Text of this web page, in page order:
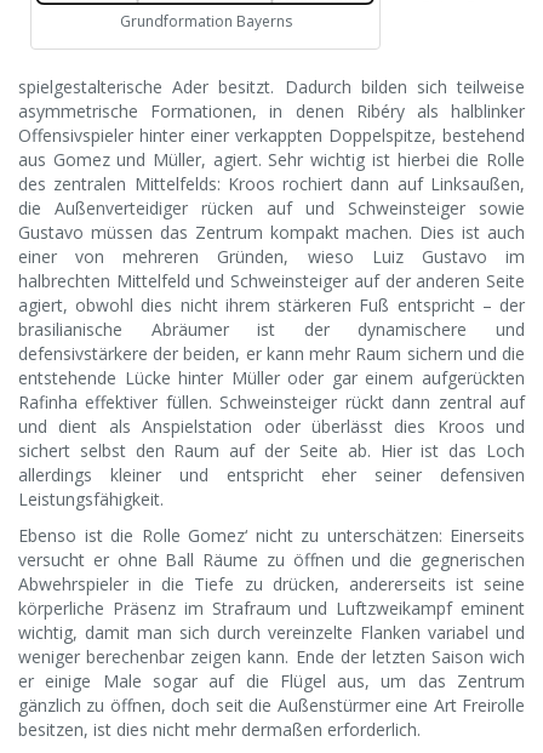
Grundformation Bayerns
spielgestalterische Ader besitzt. Dadurch bilden sich teilweise
asymmetrische Formationen, in denen Ribéry als halblinker
Offensivspieler hinter einer verkappten Doppelspitze, bestehend
aus Gomez und Müller, agiert. Sehr wichtig ist hierbei die Rolle
des zentralen Mittelfelds: Kroos rochiert dann auf Linksaußen,
die Außenverteidiger rücken auf und Schweinsteiger sowie
Gustavo müssen das Zentrum kompakt machen. Dies ist auch
einer von mehreren Gründen, wieso Luiz Gustavo im
halbrechten Mittelfeld und Schweinsteiger auf der anderen Seite
agiert, obwohl dies nicht ihrem stärkeren Fuß entspricht – der
brasilianische Abräumer ist der dynamischere und
defensivstärkere der beiden, er kann mehr Raum sichern und die
entstehende Lücke hinter Müller oder gar einem aufgerückten
Rafinha effektiver füllen. Schweinsteiger rückt dann zentral auf
und dient als Anspielstation oder überlässt dies Kroos und
sichert selbst den Raum auf der Seite ab. Hier ist das Loch
allerdings kleiner und entspricht eher seiner defensiven
Leistungsfähigkeit.
Ebenso ist die Rolle Gomez‘ nicht zu unterschätzen: Einerseits
versucht er ohne Ball Räume zu öffnen und die gegnerischen
Abwehrspieler in die Tiefe zu drücken, andererseits ist seine
körperliche Präsenz im Strafraum und Luftzweikampf eminent
wichtig, damit man sich durch vereinzelte Flanken variabel und
weniger berechenbar zeigen kann. Ende der letzten Saison wich
er einige Male sogar auf die Flügel aus, um das Zentrum
gänzlich zu öffnen, doch seit die Außenstürmer eine Art Freirolle
besitzen, ist dies nicht mehr dermaßen erforderlich.